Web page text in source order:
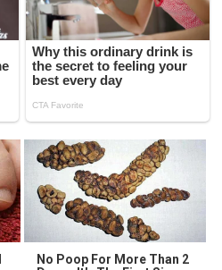
No Poop For More Than 2